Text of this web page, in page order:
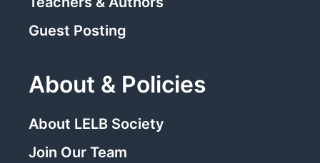
Guest Posting
About & Policies
About LELB Society
Join Our Team